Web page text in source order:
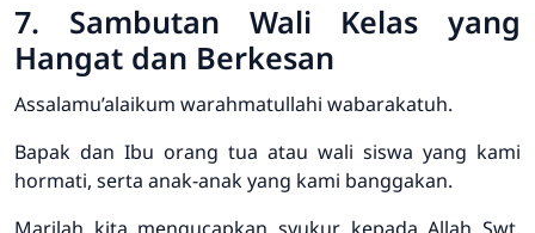
7. Sambutan Wali Kelas yang
Hangat dan Berkesan
Assalamu’alaikum warahmatullahi wabarakatuh.
Bapak dan Ibu orang tua atau wali siswa yang kami
hormati, serta anak-anak yang kami banggakan.